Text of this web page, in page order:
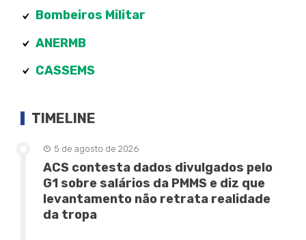
Bombeiros Militar
ANERMB
CASSEMS
TIMELINE
5 de agosto de 2026
ACS contesta dados divulgados pelo
G1 sobre salários da PMMS e diz que
levantamento não retrata realidade
da tropa